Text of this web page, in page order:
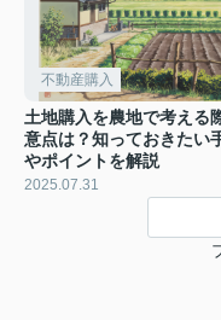
不動産購入
土地購入を農地で考える
意点は？知っておきたい
やポイントを解説
2025.07.31